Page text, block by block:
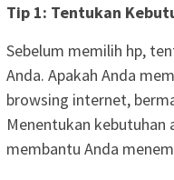
Tip 1: Tentukan
Sebelum memilih hp,
Anda. Apakah Anda
browsing internet,
Menentukan kebutuhan
membantu Anda